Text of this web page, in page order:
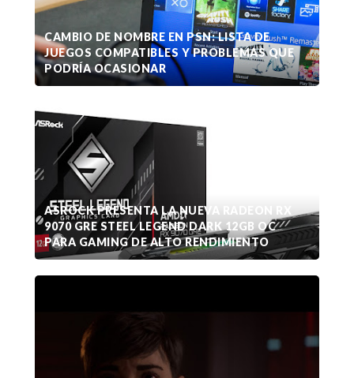
CAMBIO DE NOMBRE EN PSN: LISTA DE
JUEGOS COMPATIBLES Y PROBLEMAS QUE
PODRÍA OCASIONAR
ASROCK PRESENTA LA NUEVA RADEON RX
9070 GRE STEEL LEGEND DARK 12GB OC
PARA GAMING DE ALTO RENDIMIENTO